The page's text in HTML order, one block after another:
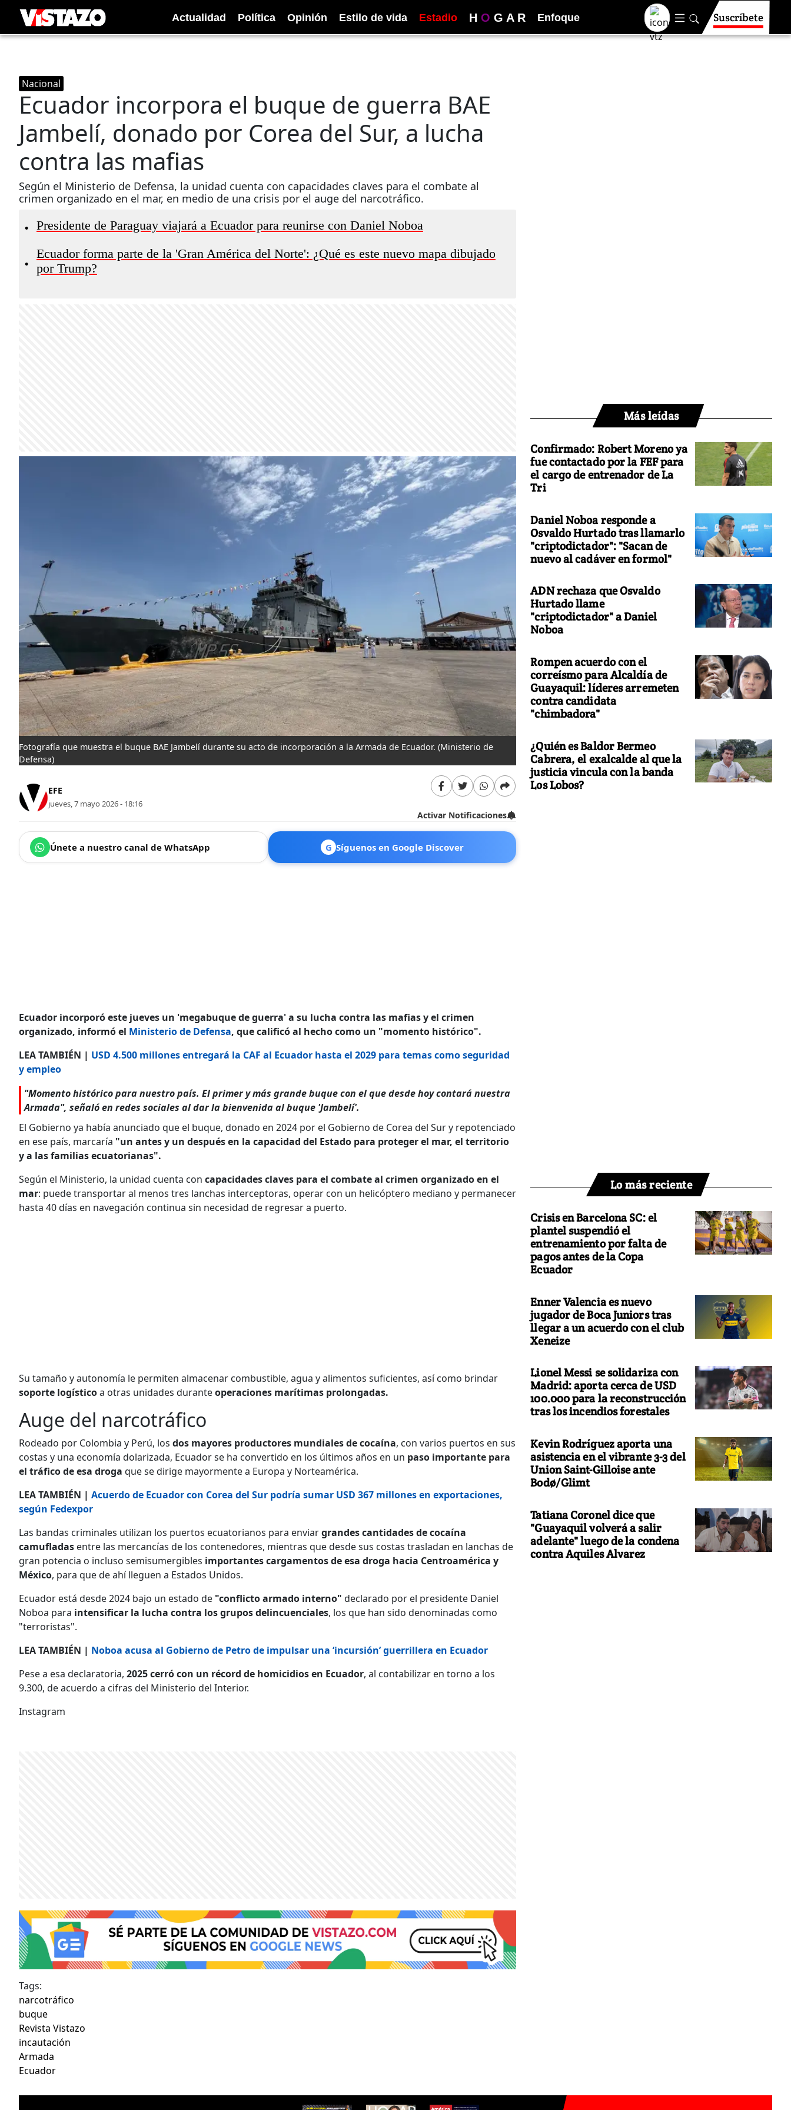
Actualidad Política Opinión Estilo de vida Estadio H O G A R Enfoque Suscríbete
Nacional
Ecuador incorpora el buque de guerra BAE
Jambelí, donado por Corea del Sur, a lucha
contra las mafias
Según el Ministerio de Defensa, la unidad cuenta con capacidades claves para el combate al
crimen organizado en el mar, en medio de una crisis por el auge del narcotráfico.
• Presidente de Paraguay viajará a Ecuador para reunirse con Daniel Noboa
•
Ecuador forma parte de la 'Gran América del Norte': ¿Qué es este nuevo mapa dibujado
por Trump?
Fotografía que muestra el buque BAE Jambelí durante su acto de incorporación a la Armada de Ecuador. (Ministerio de
Defensa)
EFE
jueves, 7 mayo 2026 - 18:16
Activar Notificaciones
Únete a nuestro canal de WhatsApp G Síguenos en Google Discover
Ecuador incorporó este jueves un 'megabuque de guerra' a su lucha contra las mafias y el crimen
organizado, informó el Ministerio de Defensa, que calificó al hecho como un "momento histórico".
LEA TAMBIÉN | USD 4.500 millones entregará la CAF al Ecuador hasta el 2029 para temas como seguridad
y empleo
"Momento histórico para nuestro país. El primer y más grande buque con el que desde hoy contará nuestra
Armada", señaló en redes sociales al dar la bienvenida al buque 'Jambelí'.
El Gobierno ya había anunciado que el buque, donado en 2024 por el Gobierno de Corea del Sur y repotenciado
en ese país, marcaría "un antes y un después en la capacidad del Estado para proteger el mar, el territorio
y a las familias ecuatorianas".
Según el Ministerio, la unidad cuenta con capacidades claves para el combate al crimen organizado en el
mar: puede transportar al menos tres lanchas interceptoras, operar con un helicóptero mediano y permanecer
hasta 40 días en navegación continua sin necesidad de regresar a puerto.
Su tamaño y autonomía le permiten almacenar combustible, agua y alimentos suficientes, así como brindar
soporte logísticoa otras unidades duranteoperaciones marítimas prolongadas.
Auge del narcotráfico
Rodeado por Colombia y Perú, los dos mayores productores mundiales de cocaína, con varios puertos en sus
costas y una economía dolarizada, Ecuador se ha convertido en los últimos años en un paso importante para
el tráfico de esa droga que se dirige mayormente a Europa y Norteamérica.
LEA TAMBIÉN | Acuerdo de Ecuador con Corea del Sur podría sumar USD 367 millones en exportaciones,
según Fedexpor
Las bandas criminales utilizan los puertos ecuatorianos para enviargrandes cantidades de cocaína
camufladas entre las mercancías de los contenedores, mientras que desde sus costas trasladan en lanchas de
gran potencia o incluso semisumergibles importantes cargamentos de esa droga hacia Centroamérica y
México, para que de ahí lleguen a Estados Unidos.
Ecuador está desde 2024 bajo un estado de "conflicto armado interno" declarado por el presidente Daniel
Noboa para intensificar la lucha contra los grupos delincuenciales, los que han sido denominadas como
"terroristas".
LEA TAMBIÉN | Noboa acusa al Gobierno de Petro de impulsar una ‘incursión’ guerrillera en Ecuador
Pese a esa declaratoria, 2025 cerró con un récord de homicidios en Ecuador, al contabilizar en torno a los
9.300, de acuerdo a cifras del Ministerio del Interior.
Instagram
Tags:
narcotráfico
buque
Revista Vistazo
incautación
Armada
Ecuador
Más leídas
Confirmado: Robert Moreno ya
fue contactado por la FEF para
el cargo de entrenador de La
Tri
Daniel Noboa responde a
Osvaldo Hurtado tras llamarlo
"criptodictador": "Sacan de
nuevo al cadáver en formol"
ADN rechaza que Osvaldo
Hurtado llame
"criptodictador" a Daniel
Noboa
Rompen acuerdo con el
correísmo para Alcaldía de
Guayaquil: líderes arremeten
contra candidata
"chimbadora"
¿Quién es Baldor Bermeo
Cabrera, el exalcalde al que la
justicia vincula con la banda
Los Lobos?
Lo más reciente
Crisis en Barcelona SC: el
plantel suspendió el
entrenamiento por falta de
pagos antes de la Copa
Ecuador
Enner Valencia es nuevo
jugador de Boca Juniors tras
llegar a un acuerdo con el club
Xeneize
Lionel Messi se solidariza con
Madrid: aporta cerca de USD
100.000 para la reconstrucción
tras los incendios forestales
Kevin Rodríguez aporta una
asistencia en el vibrante 3-3 del
Union Saint-Gilloise ante
Bodø/Glimt
Tatiana Coronel dice que
"Guayaquil volverá a salir
adelante" luego de la condena
contra Aquiles Alvarez